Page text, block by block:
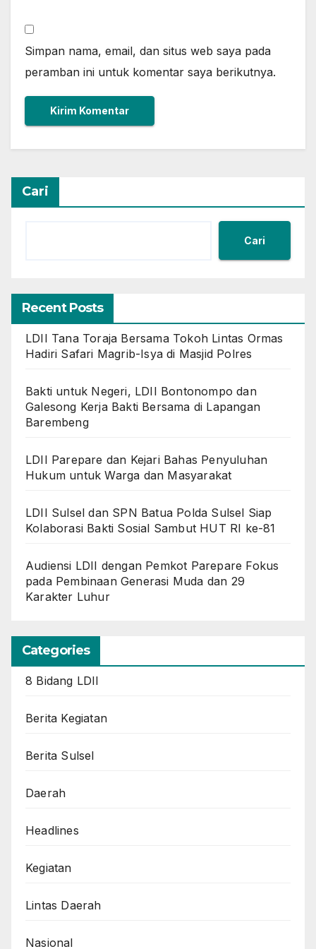
Simpan nama, email, dan situs web saya pada
peramban ini untuk komentar saya berikutnya.
Cari
Cari
Recent Posts
LDII Tana Toraja Bersama Tokoh Lintas Ormas
Hadiri Safari Magrib-Isya di Masjid Polres
Bakti untuk Negeri, LDII Bontonompo dan
Galesong Kerja Bakti Bersama di Lapangan
Barembeng
LDII Parepare dan Kejari Bahas Penyuluhan
Hukum untuk Warga dan Masyarakat
LDII Sulsel dan SPN Batua Polda Sulsel Siap
Kolaborasi Bakti Sosial Sambut HUT RI ke-81
Audiensi LDII dengan Pemkot Parepare Fokus
pada Pembinaan Generasi Muda dan 29
Karakter Luhur
Categories
8 Bidang LDII
Berita Kegiatan
Berita Sulsel
Daerah
Headlines
Kegiatan
Lintas Daerah
Nasional